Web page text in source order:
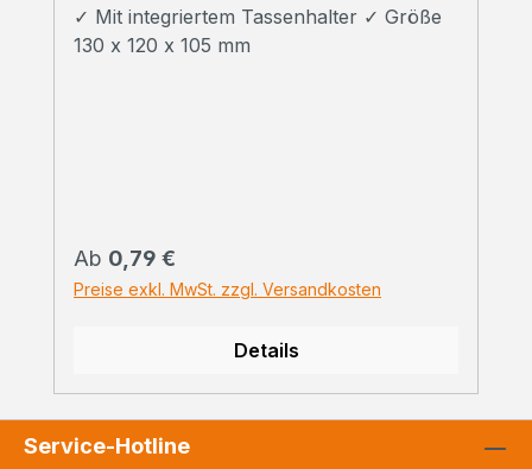
✓ Mit integriertem Tassenhalter ✓ Größe
130 x 120 x 105 mm
Regulärer Preis:
Ab 0,79 €
Preise exkl. MwSt. zzgl. Versandkosten
Details
Service-Hotline